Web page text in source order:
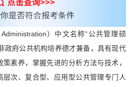
）中文名称“公共管理硕
政府公共机构培养德才兼备，具有现代
素养，掌握先进的分析方法与技术，
层次、复合型、应用型公共管理专门人